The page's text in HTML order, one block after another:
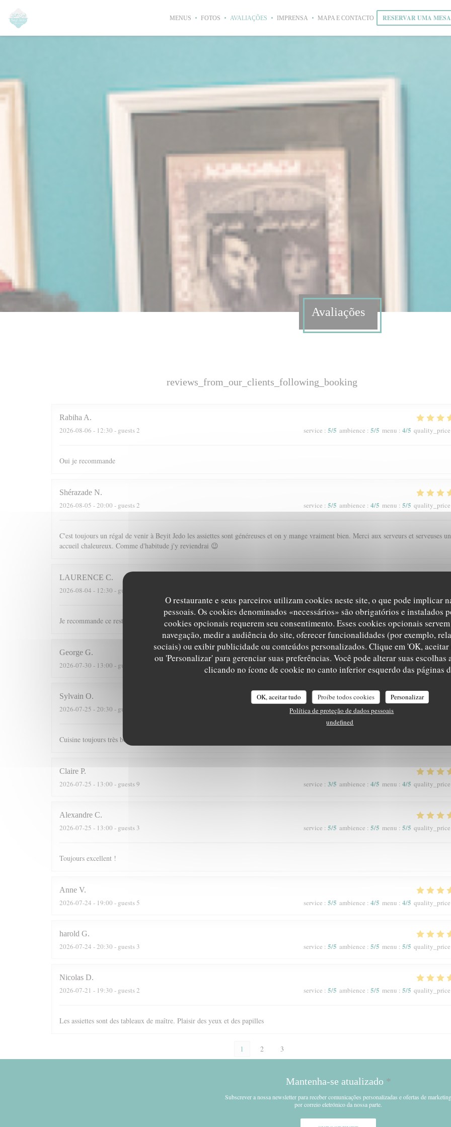
O restaurante e seus parceiros utilizam cookies neste site, o que pode implicar
pessoais. Os cookies denominados «necessários» são obrigatórios e instalados
cookies opcionais requerem seu consentimento. Esses cookies opcionais
navegação, medir a audiência do site, oferecer funcionalidades (por exemplo,
sociais) ou exibir publicidade ou conteúdos personalizados. Clique em 'OK,
ou 'Personalizar' para gerenciar suas preferências. Você pode alterar suas escolhas
clicando no ícone de cookie no canto inferior esquerdo das páginas
OK, aceitar tudo Proíbe todos cookies
Personalizar
Política de proteção de dados pessoais
undefined
MENUS FOTOS AVALIAÇÕES IMPRENSA MAPA E CONTACTO RESERVAR UMA MESA
Avaliações
reviews_from_our_clients_following_booking
Rabiha A
2026-08-06 - 12:30 - guests 2 service : 5/5 ambience : 5/5 menu : 4/5 quality_price
Oui je recommande
Shérazade N
2026-08-05 - 20:00 - guests 2 service : 5/5 ambience : 4/5 menu : 5/5 quality_price
C'est toujours un régal de venir à Beyit Jedo les assiettes sont généreuses et on y mange vraiment bien. Merci aux serveurs et serveuses un
accueil chaleureux. Comme d'habitude j'y reviendrai 😉
LAURENCE C
2026-08-04 - 12:30 - guests 10
Je recommande ce restaurant tant pour les plats que pour l'ambiance chaleureuse et le cadre
George G
2026-07-30 - 13:00 - guests 2 ambience menu 5/5 quality_price
Sylvain O
2026-07-25 - 20:30 - guests 3 service:5/5 ambience: 5/5 menu
Cuisine toujours très bonne dans un cadre agréable
Claire P
2026-07-25 - 13:00 - guests 9 service : 3/5 ambience : 4/5 menu : 4/5 quality_price
Alexandre C
2026-07-25 - 13:00 - guests 3 service : 5/5 ambience : 5/5 menu : 5/5 quality_price
Toujours excellent !
Anne V
2026-07-24 - 19:00 - guests 5 service : 5/5 ambience : 4/5 menu : 4/5 quality_price
harold G
2026-07-24 - 20:30 - guests 3 service : 5/5 ambience : 5/5 menu : 5/5 quality_price
Nicolas D
2026-07-21 - 19:30 - guests 2 service : 5/5 ambience : 5/5 menu : 5/5 quality_price
Les assiettes sont des tableaux de maître. Plaisir des yeux et des papilles
1 2 3
Mantenha-se atualizado *
Subscrever a nossa newsletter para receber comunicações personalizadas e ofertas de marketing
por correio eletrónico da nossa parte.